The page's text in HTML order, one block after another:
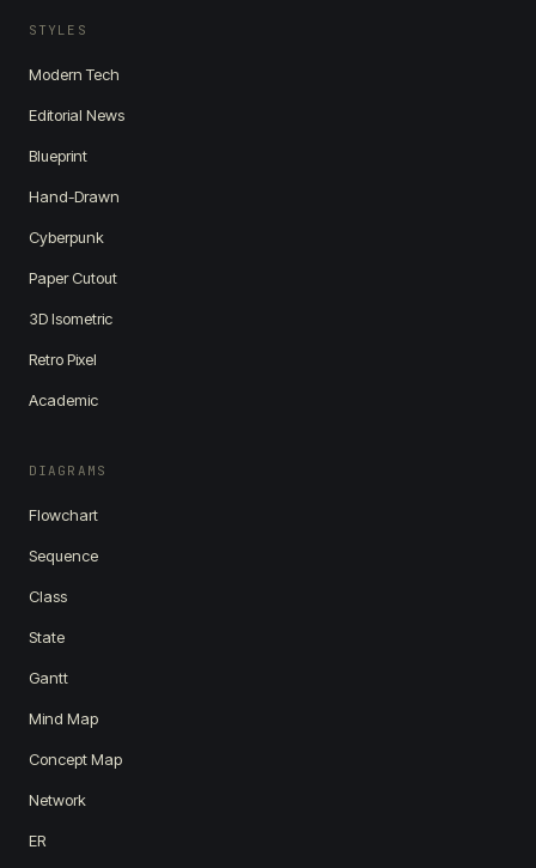
STYLES
Modern Tech
Editorial News
Blueprint
Hand-Drawn
Cyberpunk
Paper Cutout
3D Isometric
Retro Pixel
Academic
DIAGRAMS
Flowchart
Sequence
Class
State
Gantt
Mind Map
Concept Map
Network
ER